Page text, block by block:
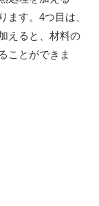
ます。4つ目は、
えると、材料の
ことができま